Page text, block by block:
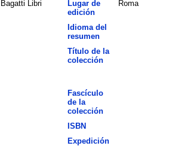
Bagatti Libri
Lugar de
edición
Roma
Idioma del
resumen
Título de la
colección
Fascículo
de la
colección
ISBN
Expedición